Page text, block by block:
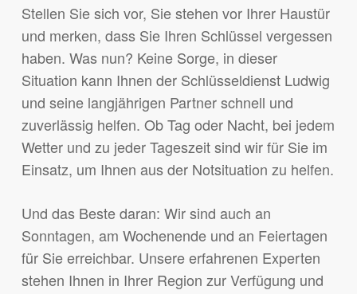
Stellen Sie sich vor, Sie stehen vor Ihrer Haustür
und merken, dass Sie Ihren Schlüssel vergessen
haben. Was nun? Keine Sorge, in dieser
Situation kann Ihnen der Schlüsseldienst Ludwig
und seine langjährigen Partner schnell und
zuverlässig helfen. Ob Tag oder Nacht, bei jedem
Wetter und zu jeder Tageszeit sind wir für Sie im
Einsatz, um Ihnen aus der Notsituation zu helfen.
Und das Beste daran: Wir sind auch an
Sonntagen, am Wochenende und an Feiertagen
für Sie erreichbar. Unsere erfahrenen Experten
stehen Ihnen in Ihrer Region zur Verfügung und